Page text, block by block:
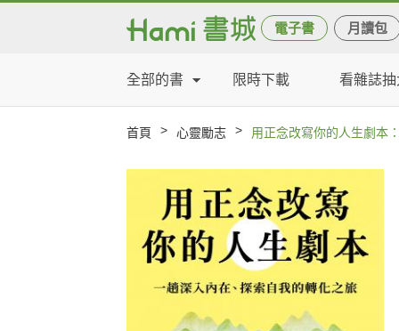
電子書 月讀包
全部的書 限時下載 看雜誌
首頁 > 心靈勵志 > 用正念改寫你的人生劇本